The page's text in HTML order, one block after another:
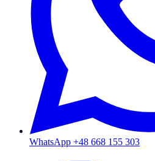
WhatsApp +48 668 155 303